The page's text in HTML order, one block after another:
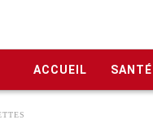
ACCUEIL